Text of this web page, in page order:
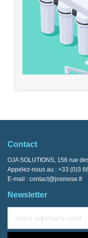
Contact
OJA SOLUTIONS, 156 rue
Appelez-nous au : +33 (0)3
E-mail : contact@josmose.fr
Newsletter